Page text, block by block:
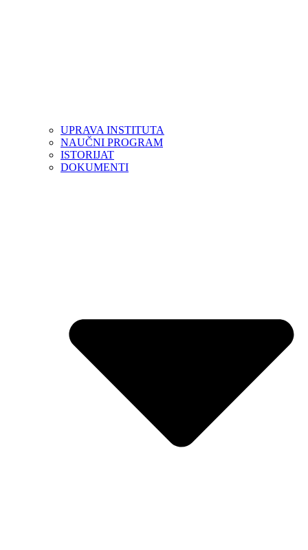
UPRAVA INSTITUTA
NAUČNI PROGRAM
ISTORIJAT
DOKUMENTI